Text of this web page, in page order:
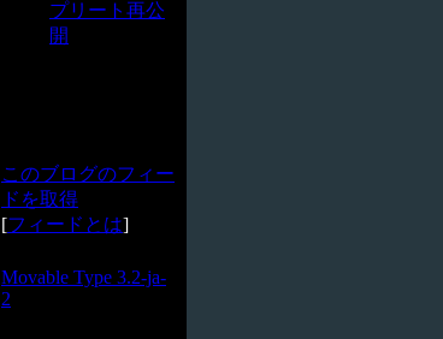
プリート再公
開
このブログのフィー
ドを取得
[フィードとは]
Movable Type 3.2-ja-
2